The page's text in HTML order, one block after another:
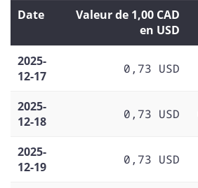
Date
Valeur de 1,00 CAD
en USD
2025-
12-17
0,73 USD
2025-
12-18
0,73 USD
2025-
12-19
0,73 USD